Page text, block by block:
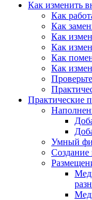
Как изменить
Как
Как
Как
Как
Как
Как
Практические
Умный
Создание